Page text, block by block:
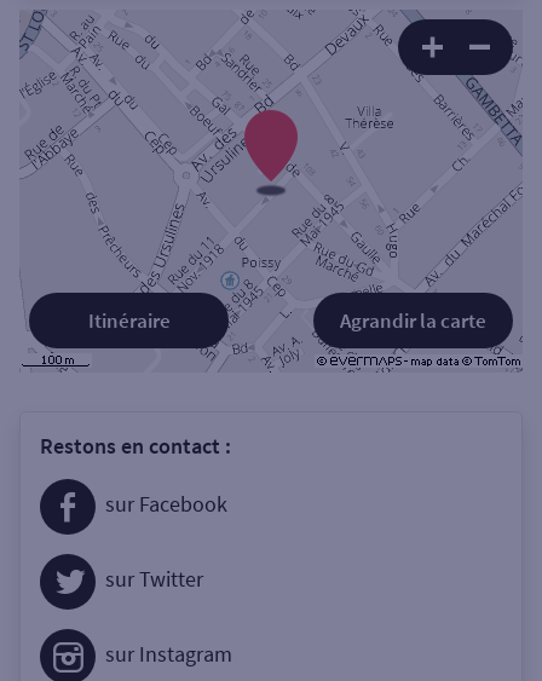
Agrandir la carte
Itinéraire
Restons en contact :
sur Facebook
sur Twitter
sur Instagram